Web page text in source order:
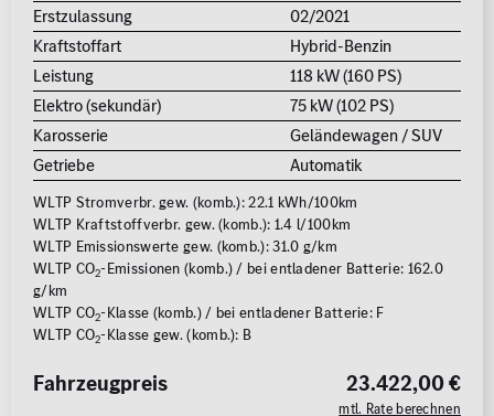
Erstzulassung
02/2021
Kraftstoffart
Hybrid-Benzin
Leistung
118 kW (160 PS)
Elektro (sekundär)
75 kW (102 PS)
Karosserie
Geländewagen / SUV
Getriebe
Automatik
WLTP Stromverbr. gew. (komb.): 22.1 kWh/100km
WLTP Kraftstoffverbr. gew. (komb.): 1.4 l/100km
WLTP Emissionswerte gew. (komb.): 31.0 g/km
WLTP CO2-Emissionen (komb.) / bei entladener Batterie: 162.0
g/km
WLTP CO2-Klasse (komb.) / bei entladener Batterie: F
WLTP CO2-Klasse gew. (komb.): B
23.422,00 €
mtl. Rate berechnen
Fahrzeugpreis